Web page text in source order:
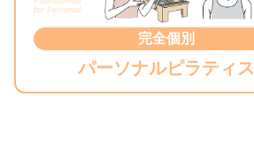
完全個別
パーソナルピラティス